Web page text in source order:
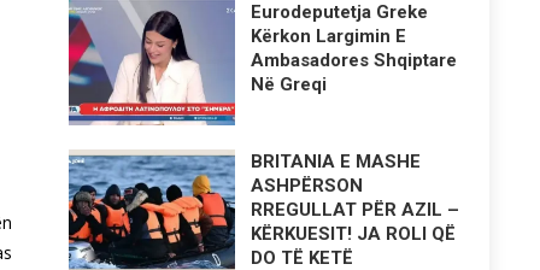
Eurodeputetja Greke
Kërkon Largimin E
Ambasadores Shqiptare
Në Greqi
BRITANIA E MASHE
ASHPËRSON
RREGULLAT PËR AZIL –
KËRKUESIT! JA ROLI QË
DO TË KETË